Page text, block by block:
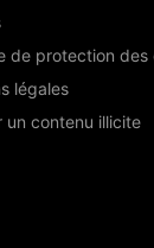
de protection des
légales
un contenu illicite